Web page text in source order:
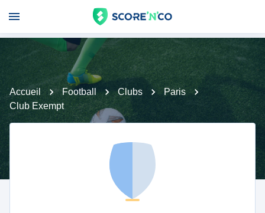
Accueil Football Clubs
Paris
Club Exempt